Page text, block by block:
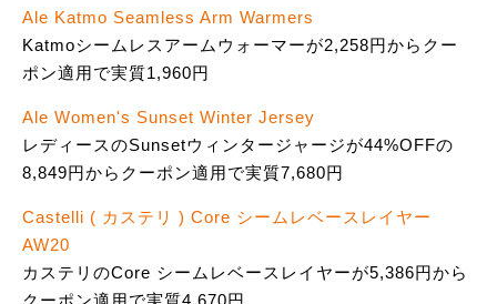
Ale Katmo Seamless Arm Warmers
Katmoシームレスアームウォーマーが2,258円からクー
ポン適用で実質1,960円
Ale Women's Sunset Winter Jersey
レディースのSunsetウィンタージャージが44%OFFの
8,849円からクーポン適用で実質7,680円
Castelli ( カステリ ) Core シームレベースレイヤー
AW20
カステリのCore シームレベースレイヤーが5,386円から
クーポン適用で実質4,670円